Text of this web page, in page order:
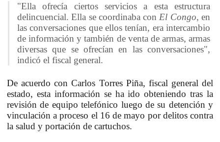
"Ella ofrecía ciertos servicios a esta estructura
delincuencial. Ella se coordinaba con El Congo, en
las conversaciones que ellos tenían, era intercambio
de información y también de venta de armas, armas
diversas que se ofrecían en las conversaciones",
indicó el fiscal general.
De acuerdo con Carlos Torres Piña, fiscal general del
estado, esta información se ha ido obteniendo tras la
revisión de equipo telefónico luego de su detención y
vinculación a proceso el 16 de mayo pordelitos contra
la salud y portación de cartuchos.